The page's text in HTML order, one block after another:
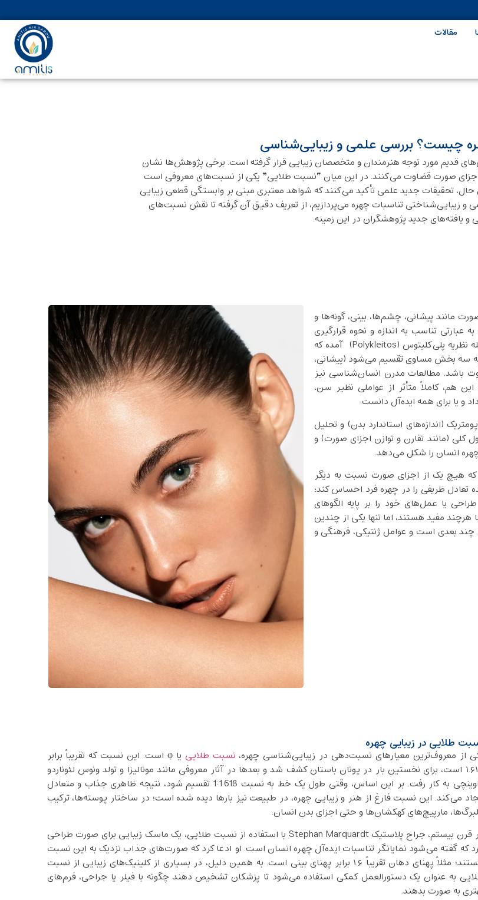
مقالات
چیست؟ بررسی علمی و زیبایی‌شناسی
قدیم مورد توجه هنرمندان و متخصصان زیبایی قرار گرفته است. برخی پژوهش‌ها نشان
اجزای صورت قضاوت می‌کنند. در این میان “نسبت طلایی” یکی از نسبت‌های معروفی است
حال، تحقیقات جدید علمی تأکید می‌کنند که شواهد معتبری مبنی بر وابستگی قطعی زیبایی
زیبایی‌شناختی تناسبات چهره می‌پردازیم، از تعریف دقیق آن گرفته تا نقش نسبت‌های
و یافته‌های جدید پژوهشگران در این زمینه.
مانند پیشانی، چشم‌ها، بینی، گونه‌ها و
تناسب به اندازه و نحوه قرارگیری
بخش‌های مختلف صورت اشاره دارد. در طراحی‌های کلاسیک هنری از جمله نظریه‌ پلی‌کلیتوس (Polykleitos) آمده که
سه بخش مساوی تقسیم می‌شود (پیشانی،
باشد. مطالعات مدرن انسان‌شناسی نیز
هم، کاملاً متأثر از عواملی نظیر سن،
و یا برای همه ایده‌آل دانست.
(اندازه‌های استاندارد بدن) و تحلیل
(مانند تقارن و توازن اجزای صورت) و
انسان را شکل می‌دهد.
هیچ یک از اجزای صورت نسبت به دیگر
تعادل ظریفی را در چهره فرد احساس کند؛
یا عمل‌های خود را بر پایه الگوهای
هرچند مفید هستند، اما تنها یکی از چندین
چند بعدی است و عوامل ژنتیکی، فرهنگی و
طلایی در زیبایی چهره
از معروف‌ترین معیارهای نسبت‌دهی در زیبایی‌شناسی چهره، نسبت طلایی
یا φ است. این نسبت که تقریباً برابر
۱.۶۱۸ است، برای نخستین‌ بار در یونان باستان کشف شد و بعدها در آثار معروفی مانند مونالیزا و تولد ونوس لئوناردو
داوینچی به ‌کار رفت. بر این اساس، وقتی طول یک خط به نسبت 1:1.618 تقسیم شود، نتیجه ظاهری جذاب و متعادل
می‌کند. این نسبت فارغ از هنر و زیبایی چهره، در طبیعت نیز بارها دیده شده است؛ در ساختار پوسته‌ها، ترکیب
مارپیچ‌های کهکشان‌ها و حتی اجزای بدن انسان.
در قرن بیستم، جراح پلاستیک Stephan Marquardt با استفاده از نسبت طلایی، یک ماسک زیبایی برای صورت طراحی
که گفته می‌شود نمایانگر تناسبات ایده‌آل چهره انسان است. او ادعا کرد که صورت‌های جذاب نزدیک به این نسبت
هستند؛ مثلاً پهنای دهان تقریباً ۱.۶ برابر پهنای بینی است. به همین دلیل، در بسیاری از کلینیک‌های زیبایی از نسبت
به عنوان یک دستورالعمل کمکی استفاده می‌شود تا پزشکان تشخیص دهند چگونه با فیلر یا جراحی، فرم‌های
به صورت بدهند.